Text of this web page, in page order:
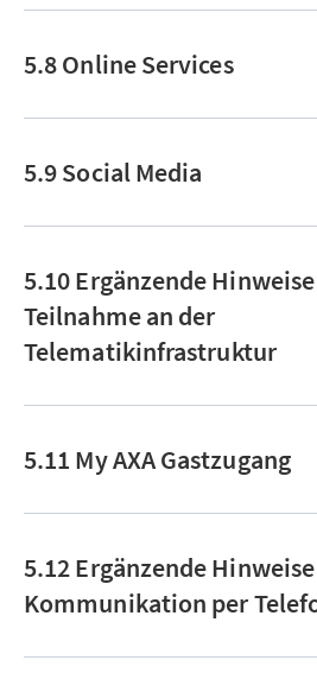
5.8 Online Services
5.9 Social Media
5.10 Ergänzende
Teilnahme an der
Telematikinfrastruktur
5.11 My AXA Gastzugang
5.12 Ergänzende
Kommunikation per